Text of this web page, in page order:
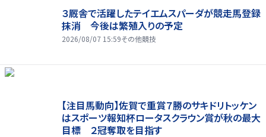
３厩舎で活躍したテイエムスパーダが競走馬登録
抹消 今後は繁殖入りの予定
2026/08/07 15:59その他競技
【注目馬動向】佐賀で重賞７勝のサキドリトッケン
はスポーツ報知杯ロータスクラウン賞が秋の最大
目標 ２冠奪取を目指す